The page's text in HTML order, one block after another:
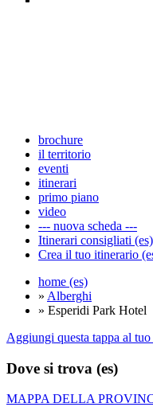
brochure
il territorio
eventi
itinerari
primo piano
video
--- nuova scheda ---
Itinerari consigliati (es)
Crea il tuo itinerario
home (es)
» Alberghi
» Esperidi Park Hotel
Aggiungi questa tappa al
Dove si trova (es)
MAPPA DELLA